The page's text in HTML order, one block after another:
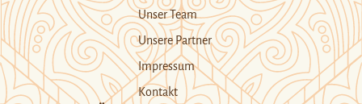
Unser Team
Unsere Partner
Impressum
Kontakt